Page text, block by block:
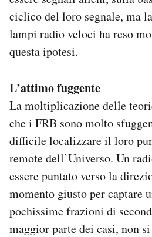
ciclico del loro segnale, ma
lampi radio veloci ha reso
questa ipotesi.
L’attimo fuggente
La moltiplicazione delle
che i FRB sono molto
difficile localizzare il loro
remote dell’Universo. Un
essere puntato verso la
momento giusto per captare
pochissime frazioni di
maggior parte dei casi, non